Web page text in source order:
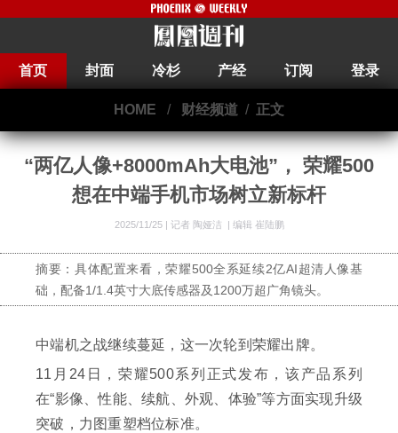
首页 封面 冷杉 产经 订阅 登录
HOME / 财经频道 / 正文
“两亿人像+8000mAh大电池”， 荣耀500
想在中端手机市场树立新标杆
2025/11/25 | 记者 陶娅洁 编辑 崔陆鹏
摘要：具体配置来看，荣耀500全系延续2亿AI超清人像基
础，配备1/1.4英寸大底传感器及1200万超广角镜头。
中端机之战继续蔓延，这一次轮到荣耀出牌。
11月24日，荣耀500系列正式发布，该产品系列
在“影像、性能、续航、外观、体验”等方面实现升级
突破，力图重塑档位标准。